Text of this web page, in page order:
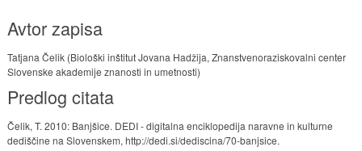
Avtor zapisa
Tatjana Čelik (Biološki inštitut Jovana Hadžija, Znanstvenoraziskovalni center
Slovenske akademije znanosti in umetnosti)
Predlog citata
Čelik, T. 2010: Banjšice. DEDI - digitalna enciklopedija naravne in kulturne
dediščine na Slovenskem, http://dedi.si/dediscina/70-banjsice.